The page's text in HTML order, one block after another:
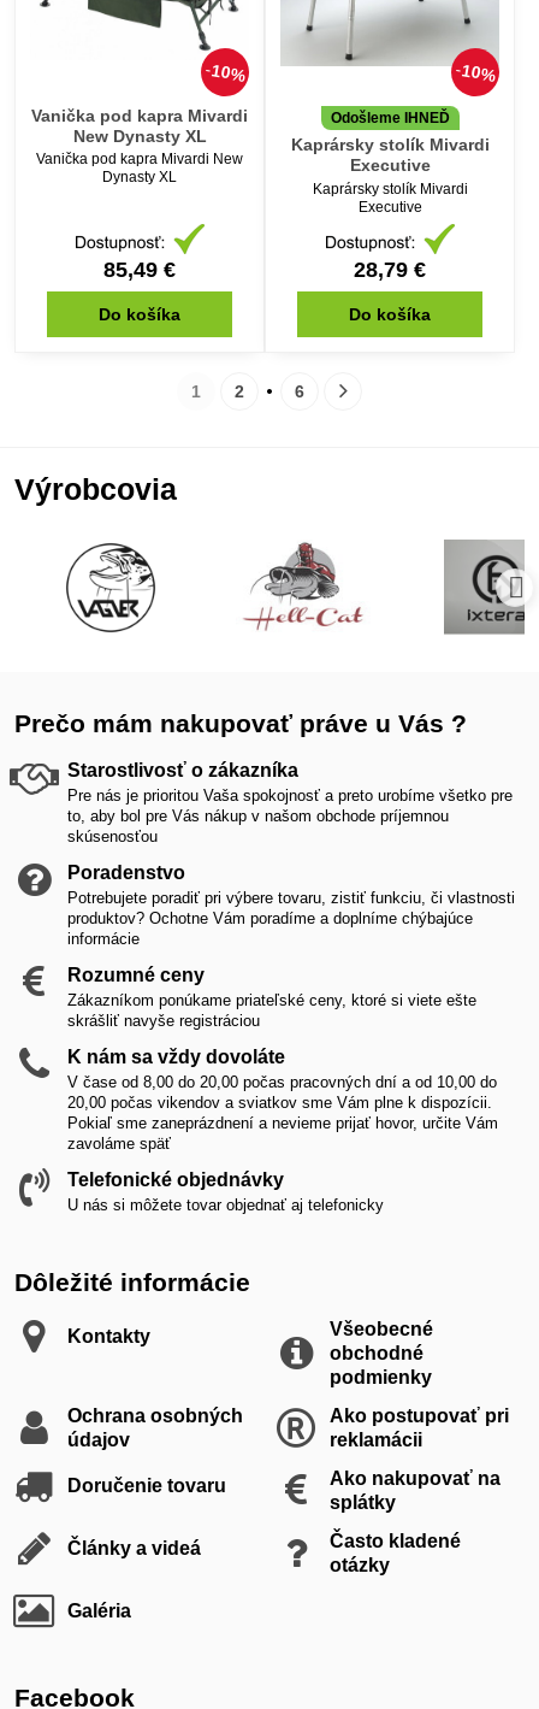
10%
Vanička pod kapra Mivardi
New Dynasty XL
Vanička pod kapra Mivardi New
Dynasty XL
85,49 €
Do košíka
10%
Odošleme IHNEĎ
Kaprársky stolík Mivardi
Executive
Kaprársky stolík Mivardi
Executive
28,79 €
Do košíka
1 2 6
Výrobcovia
Prečo mám nakupovať práve u Vás ?
Starostlivosť o zákazníka
Pre nás je prioritou Vaša spokojnosť a preto urobíme všetko pre
to, aby bol pre Vás nákup v našom obchode príjemnou
skúsenosťou
Poradenstvo
Potrebujete poradiť pri výbere tovaru, zistiť funkciu, či vlastnosti
produktov? Ochotne Vám poradíme a doplníme chýbajúce
informácie
Rozumné ceny
Zákazníkom ponúkame priateľské ceny, ktoré si viete ešte
skrášliť navyše registráciou
K nám sa vždy dovoláte
V čase od 8,00 do 20,00 počas pracovných dní a od 10,00 do
20,00 počas vikendov a sviatkov sme Vám plne k dispozícii.
Pokiaľ sme zaneprázdnení a nevieme prijať hovor, určite Vám
zavoláme späť
Telefonické objednávky
U nás si môžete tovar objednať aj telefonicky
Dôležité informácie
Kontakty
Všeobecné
obchodné
podmienky
Ochrana osobných
údajov
Ako postupovať pri
reklamácii
Doručenie tovaru
Ako nakupovať na
splátky
Články a videá
Často kladené
otázky
Galéria
Facebook